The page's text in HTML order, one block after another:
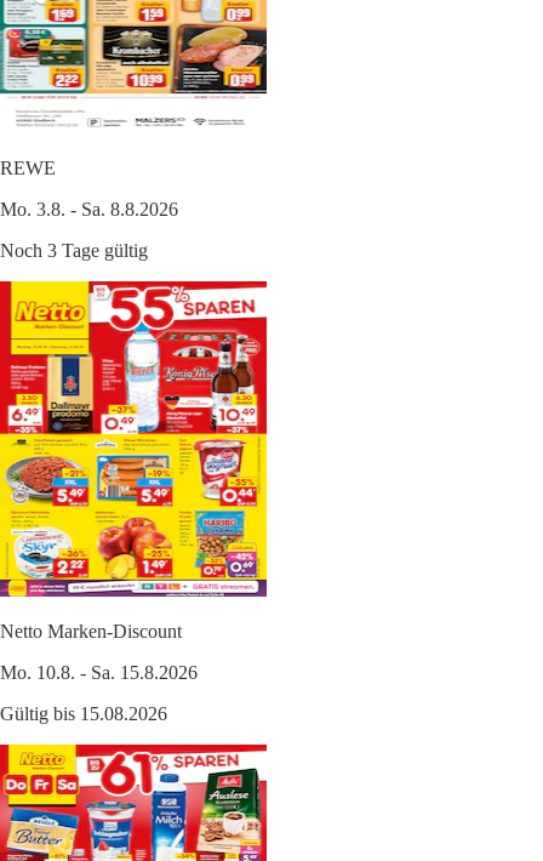
REWE
Mo. 3.8. - Sa. 8.8.2026
Noch 3 Tage gültig
Netto Marken-Discount
Mo. 10.8. - Sa. 15.8.2026
Gültig bis 15.08.2026